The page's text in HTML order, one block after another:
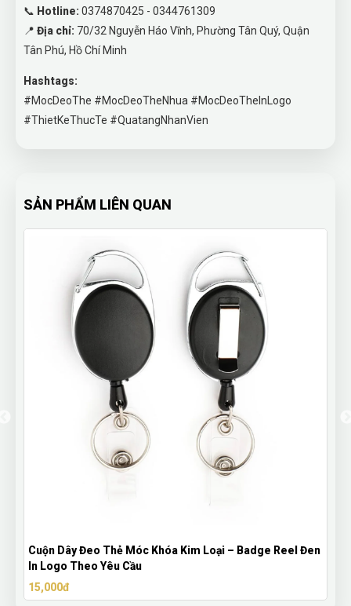
📞 Hotline: 0374870425 - 0344761309
📍 Địa chỉ: 70/32 Nguyễn Háo Vĩnh, Phường Tân Quý, Quận
Tân Phú, Hồ Chí Minh
Hashtags:
#MocDeoThe #MocDeoTheNhua #MocDeoTheInLogo
#ThietKeThucTe #QuatangNhanVien
SẢN PHẨM LIÊN QUAN
Cuộn Dây Đeo Thẻ Móc Khóa Kim Loại – Badge Reel Đen
In Logo Theo Yêu Cầu
15,000đ